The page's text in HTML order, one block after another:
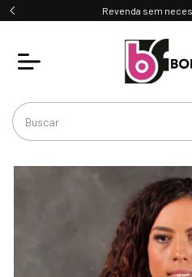
Revenda sem